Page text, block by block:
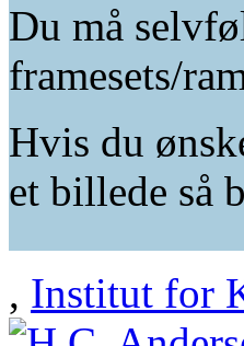
Du må
framesets/
Hvis du
et billede så
, Institut for